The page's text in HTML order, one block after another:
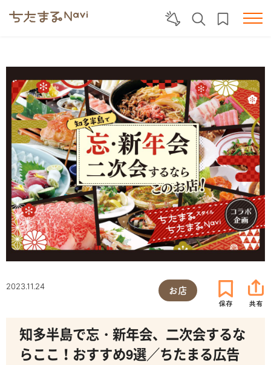
2023.11.24 お店
知多半島で忘・新年会、二次会するな
らここ！おすすめ9選／ちたまる広告